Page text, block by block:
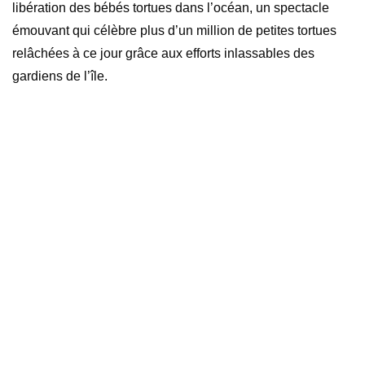
libération des bébés tortues dans l’océan, un spectacle
émouvant qui célèbre plus d’un million de petites tortues
relâchées à ce jour grâce aux efforts inlassables des
gardiens de l’île.